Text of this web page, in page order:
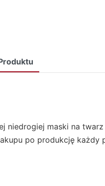
niedrogiej maski na
po produkcję